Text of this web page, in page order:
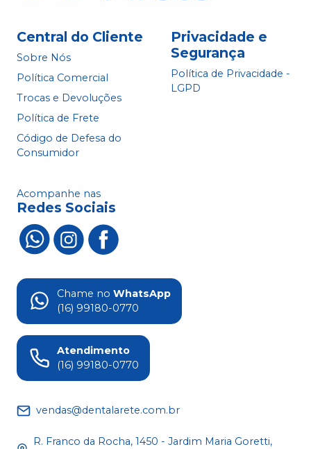
Central do Cliente
Sobre Nós
Política Comercial
Trocas e Devoluções
Política de Frete
Código de Defesa do
Consumidor
Privacidade e
Segurança
Política de Privacidade -
LGPD
Acompanhe nas
Redes Sociais
Chame no WhatsApp
(16) 99180-0770
Atendimento
(16) 99180-0770
vendas@dentalarete.com.br
R. Franco da Rocha, 1450 - Jardim Maria Goretti,